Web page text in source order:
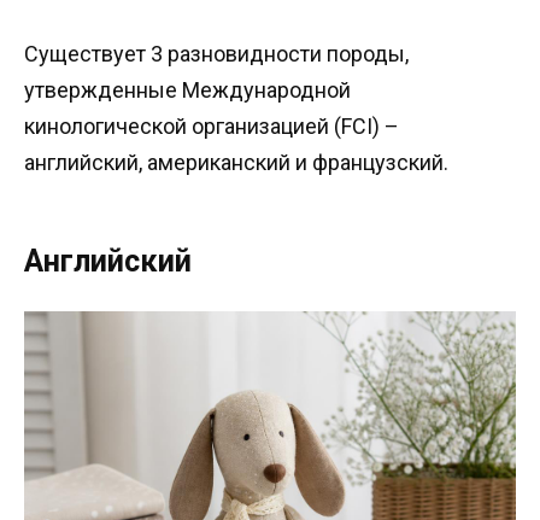
Существует 3 разновидности породы,
утвержденные Международной
кинологической организацией (FCI) –
английский, американский и французский.
Английский